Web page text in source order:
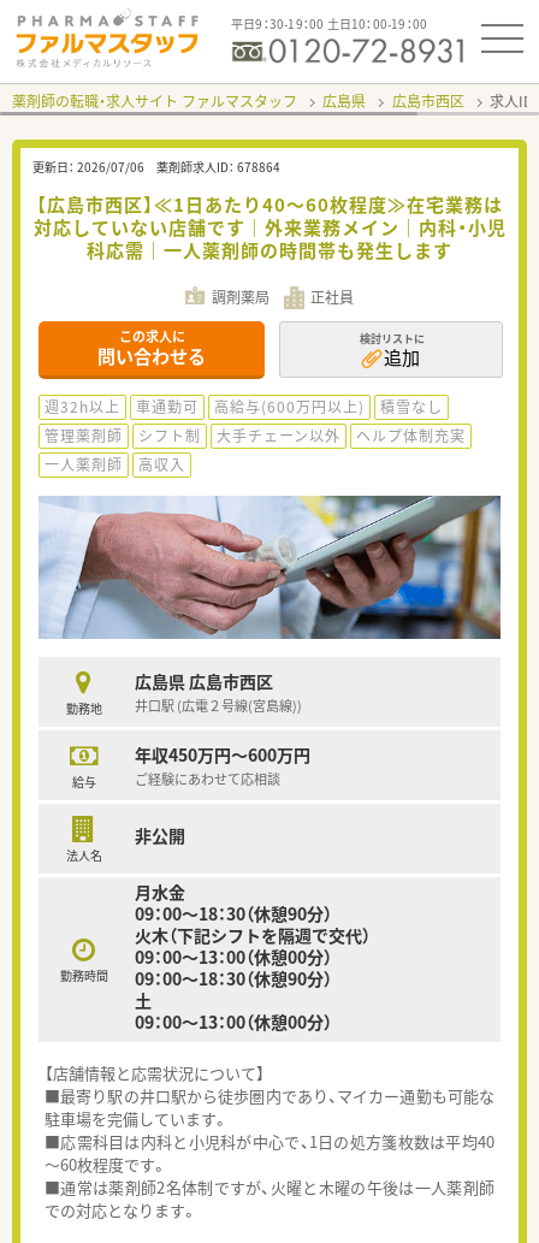
平日9：30-19：00 土日10：00-19：00
薬剤師の転職・求人サイト ファルマスタッフ 広島県 広島市西区 求人ID
更新日： 2026/07/06 薬剤師求人ID： 678864
【広島市西区】≪1日あたり40～60枚程度≫在宅業務は
対応していない店舗です｜外来業務メイン｜内科・小児
科応需｜一人薬剤師の時間帯も発生します
調剤薬局 正社員
この求人に
問い合わせる
検討リストに
追加
週32h以上 車通勤可 高給与(600万円以上)
積雪なし
管理薬剤師
シフト制 大手チェーン以外
ヘルプ体制充実
一人薬剤師
高収入
勤務地
広島県 広島市西区
井口駅 (広電２号線(宮島線))
給与
年収450万円～600万円
ご経験にあわせて応相談
法人名
非公開
勤務時間
月水金
09：00～18：30（休憩90分）
火木（下記シフトを隔週で交代）
09：00～13：00（休憩00分）
09：00～18：30（休憩90分）
土
09：00～13：00（休憩00分）
【店舗情報と応需状況について】
■最寄り駅の井口駅から徒歩圏内であり、マイカー通勤も可能な
駐車場を完備しています。
■応需科目は内科と小児科が中心で、1日の処方箋枚数は平均40
～60枚程度です。
■通常は薬剤師2名体制ですが、火曜と木曜の午後は一人薬剤師
での対応となります。